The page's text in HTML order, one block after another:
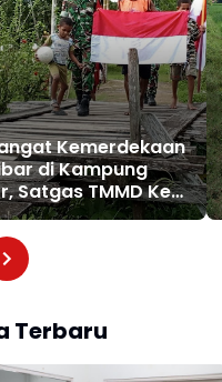
Kemerdekaan
di Kampung
Satgas TMMD Ke-
1807/Sorong
Pasang Bendera
Putih
Terbaru